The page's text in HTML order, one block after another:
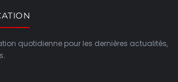
quotidienne pour les dernières actualités,